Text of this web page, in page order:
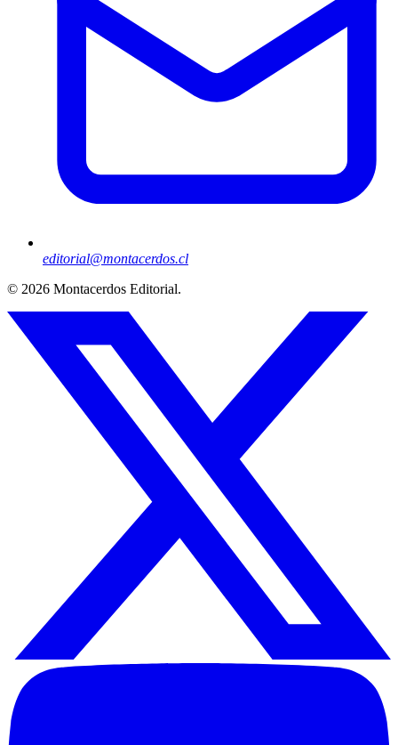
editorial@montacerdos.cl
© 2026 Montacerdos Editorial.